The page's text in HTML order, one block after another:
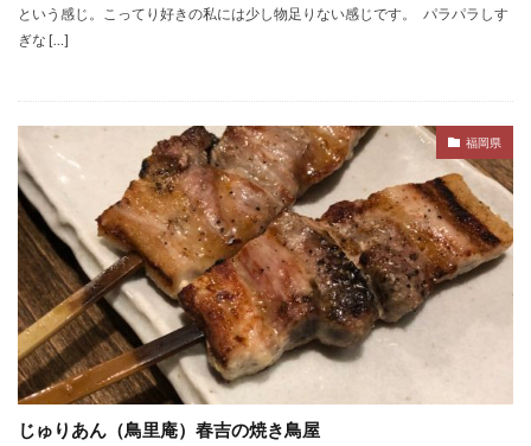
という感じ。こってり好きの私には少し物足りない感じです。 パラパラしす
ぎな […]
福岡県
じゅりあん（鳥里庵）春吉の焼き鳥屋